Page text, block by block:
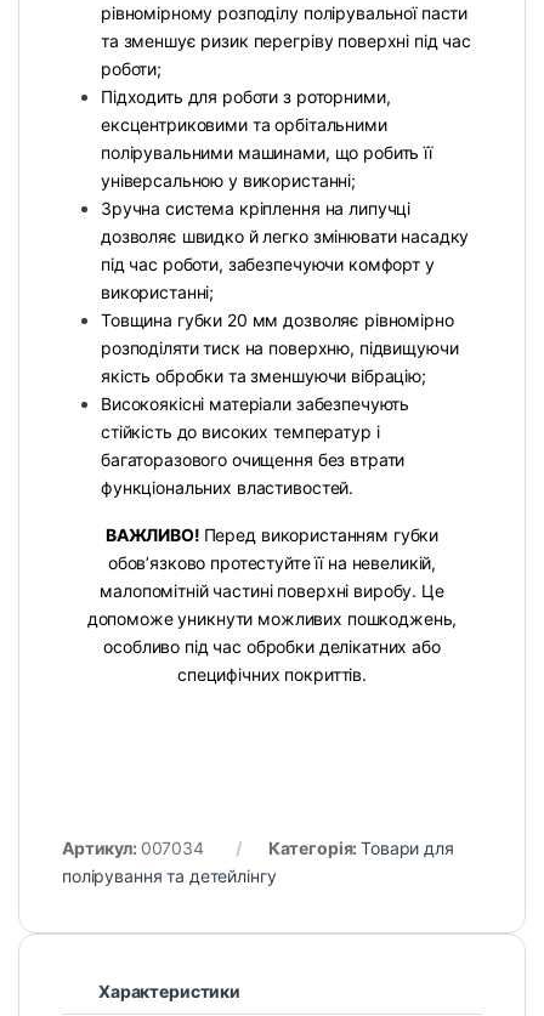
рівномірному розподілу полірувальної пасти
та зменшує ризик перегріву поверхні під час
роботи;
Підходить для роботи з роторними,
ексцентриковими та орбітальними
полірувальними машинами, що робить її
універсальною у використанні;
Зручна система кріплення на липучці
дозволяє швидко й легко змінювати насадку
під час роботи, забезпечуючи комфорт у
використанні;
Товщина губки 20 мм дозволяє рівномірно
розподіляти тиск на поверхню, підвищуючи
якість обробки та зменшуючи вібрацію;
Високоякісні матеріали забезпечують
стійкість до високих температур і
багаторазового очищення без втрати
функціональних властивостей.
ВАЖЛИВО! Перед використанням губки
обов’язково протестуйте її на невеликій,
малопомітній частині поверхні виробу. Це
допоможе уникнути можливих пошкоджень,
особливо під час обробки делікатних або
специфічних покриттів.
Артикул: 007034 Категорія:Товари для
полірування та детейлінгу
Характеристики